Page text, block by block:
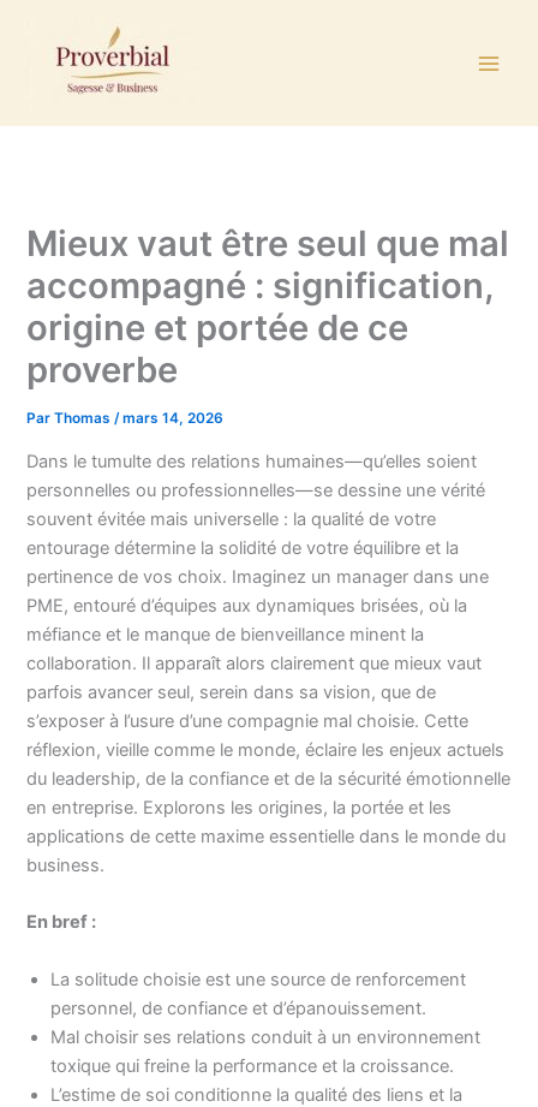
contenu
Mieux vaut être seul que mal
accompagné : signification,
origine et portée de ce
proverbe
ParThomas/mars 14, 2026
Dans le tumulte des relations humaines—qu’elles soient
personnelles ou professionnelles—se dessine une vérité
souvent évitée mais universelle : la qualité de votre
entourage détermine la solidité de votre équilibre et la
pertinence de vos choix. Imaginez un manager dans une
PME, entouré d’équipes aux dynamiques brisées, où la
méfiance et le manque de bienveillance minent la
collaboration. Il apparaît alors clairement que mieux vaut
parfois avancer seul, serein dans sa vision, que de
s’exposer à l’usure d’une compagnie mal choisie. Cette
réflexion, vieille comme le monde, éclaire les enjeux actuels
du leadership, de la confiance et de la sécurité émotionnelle
en entreprise. Explorons les origines, la portée et les
applications de cette maxime essentielle dans le monde du
business.
En bref :
La solitude choisie est une source de renforcement
personnel, de confiance et d’épanouissement.
Mal choisir ses relations conduit à un environnement
toxique qui freine la performance et la croissance.
L’estime de soi conditionne la qualité des liens et la